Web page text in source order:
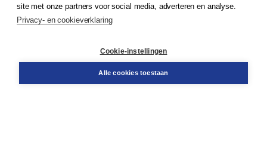
Bestellen
site met onze partners voor social media, adverteren en analyse.
Privacy- en cookieverklaring
Cookie-instellingen
Alle cookies toestaan